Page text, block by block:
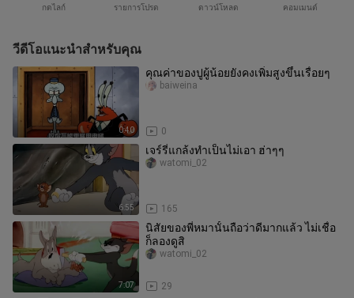
กดไลก์ รายการโปรด ดาวน์โหลด คอมเมนต์
วีดีโอแนะนำสำหรับคุณ
0:40
คุณค่าของปูผู้น้อยยังคงเพิ่มสูงขึ้นเรื่อยๆ
0
baiweina
6:55
เจร์รี่แกล้งทำเป็นไม่เอา ฮ่าๆๆ
165
watomi_02
7:07
นิสัยของพี่หมานั้นถือว่าดีมากแล้ว ไม่เชื่อ
ก็ลองดูสิ
29
watomi_02